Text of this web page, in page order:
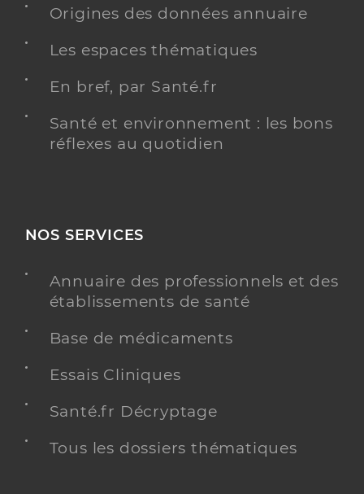
Origines des données annuaire
Les espaces thématiques
En bref, par Santé.fr
Santé et environnement : les bons
réflexes au quotidien
NOS SERVICES
Annuaire des professionnels et des
établissements de santé
Base de médicaments
Essais Cliniques
Santé.fr Décryptage
Tous les dossiers thématiques